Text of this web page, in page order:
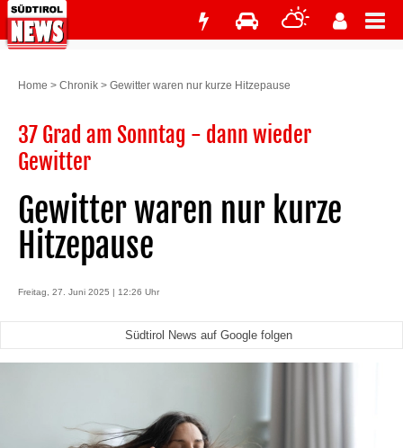
Home > Chronik > Gewitter waren nur kurze Hitzepause
37 Grad am Sonntag - dann wieder
Gewitter
Gewitter waren nur kurze
Hitzepause
Freitag, 27. Juni 2025 | 12:26 Uhr
Südtirol News auf Google folgen